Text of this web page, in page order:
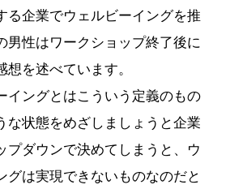
る企業でウェルビーイングを推
男性はワークショップ終了後に
想を述べています。
イングとはこういう定義のもの
な状態をめざしましょうと企業
プダウンで決めてしまうと、ウ
グは実現できないものなのだと